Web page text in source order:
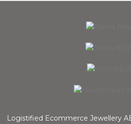
Logistified Ecommerce Jewellery